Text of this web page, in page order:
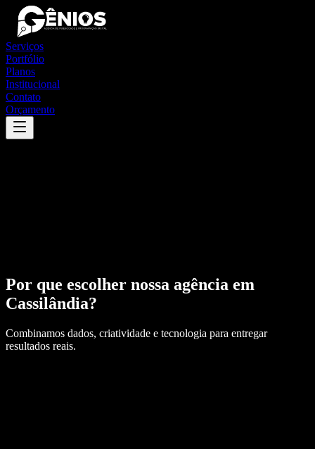
Serviços
Portfólio
Planos
Institucional
Contato
Orçamento
Por que escolher nossa agência em
Cassilândia?
Combinamos dados, criatividade e tecnologia para entregar
resultados reais.